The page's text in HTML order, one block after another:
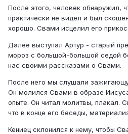
После этого, человек обнаружил,
практически не видел и был
хорошо. Свами исцелил его
Далее выступал Артур - старый
мороз с большой-большой седой
нас своими рассказами о Свами.
После него мы слушали
Он молился Свами в образе
опыте. Он читал молитвы, плакал.
что в конце его беседы,
Кениец склонился к нему, чтобы